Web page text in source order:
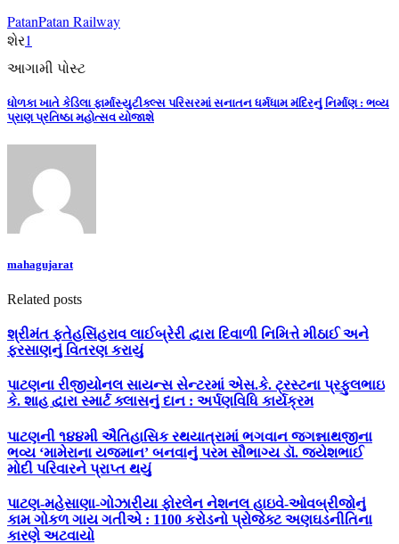
PatanPatan Railway
શેર1
આગામી પોસ્ટ
ધોળકા ખાતે કેડિલા ફાર્માસ્યુટીક્લ્સ પરિસરમાં સનાતન ધર્મધામ મંદિરનું નિર્માણ : ભવ્ય
પ્રાણ પ્રતિષ્ઠા મહોત્સવ યોજાશે
mahagujarat
Related posts
શ્રીમંત ફતેહસિંહરાવ લાઈબ્રેરી દ્વારા દિવાળી નિમિત્તે મીઠાઈ અને
ફરસાણનું વિતરણ કરાયું
પાટણના રીજીયોનલ સાયન્સ સેન્ટરમાં એસ.કે. ટ્રસ્ટના પ્રફુલભાઇ
કે. શાહ દ્વારા સ્માર્ટ ક્લાસનું દાન : અર્પણવિધિ કાર્યક્રમ
પાટણની ૧૪૪મી ઐતિહાસિક રથયાત્રામાં ભગવાન જગન્નાથજીના
ભવ્ય ‘મામેરાના યજમાન’ બનવાનું પરમ સૌભાગ્ય ડૉ. જયેશભાઈ
મોદી પરિવારને પ્રાપ્ત થયું
પાટણ-મહેસાણા-ગોઝારીયા ફોરલેન નેશનલ હાઇવે-ઓવબ્રીજોનું
કામ ગોકળ ગાય ગતીએ : 1100 કરોડનો પ્રોજેક્ટ અણઘડનીતિના
કારણે અટવાયો